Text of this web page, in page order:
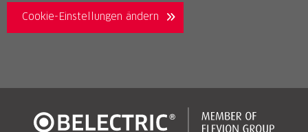
Cookie-Einstellungen ändern